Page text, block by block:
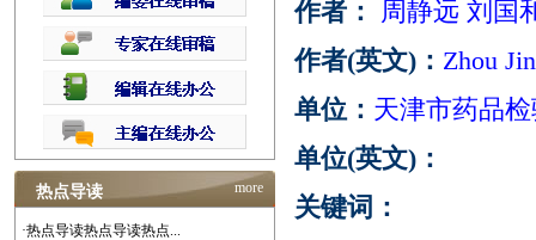
热点导读 more
·热点导读热点导读热点...
作者：
周静远 刘国
作者(英文)： Zhou
单位： 天津市药品
单位(英文)：
关键词：